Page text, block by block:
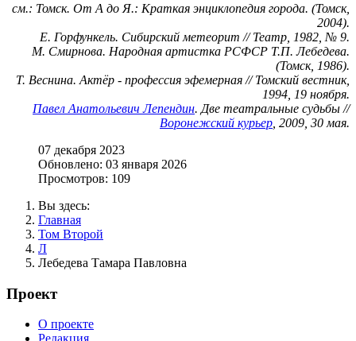
см.: Томск. От А до Я.: Краткая энциклопедия города. (Томск,
2004).
Е. Горфункель. Сибирский метеорит // Театр, 1982, № 9.
М. Смирнова. Народная артистка РСФСР Т.П. Лебедева.
(Томск, 1986).
Т. Веснина. Актёр - профессия эфемерная // Томский вестник,
1994, 19 ноября.
Павел Анатольевич Лепендин. Две театральные судьбы //
Воронежский курьер , 2009, 30 мая.
07 декабря 2023
Обновлено: 03 января 2026
Просмотров: 109
Вы здесь:
Главная
Том Второй
Л
Лебедева Тамара Павловна
Проект
О проекте